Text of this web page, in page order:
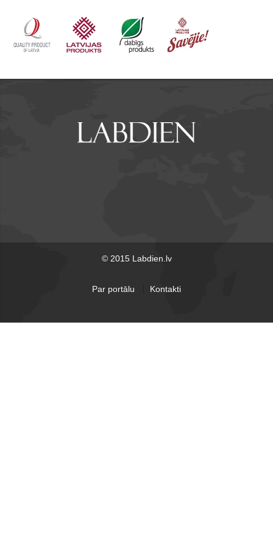
© 2015 Labdien.lv
Par portālu Kontakti